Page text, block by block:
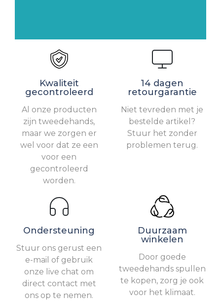
Kwaliteit
gecontroleerd
Al onze producten
zijn tweedehands,
maar we zorgen er
wel voor dat ze een
voor een
gecontroleerd
worden.
14 dagen
retourgarantie
Niet tevreden met je
bestelde artikel?
Stuur het zonder
problemen terug.
Ondersteuning
Stuur ons gerust een
e-mail of gebruik
onze live chat om
direct contact met
ons op te nemen.
Duurzaam
winkelen
Door goede
tweedehands spullen
te kopen, zorg je ook
voor het klimaat.